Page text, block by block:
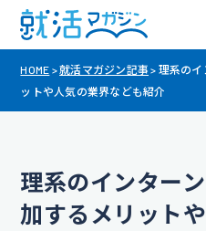
HOME >就活マガジン記事 > 理系のイ
ットや人気の業界なども紹介
理系のインター
加するメリット